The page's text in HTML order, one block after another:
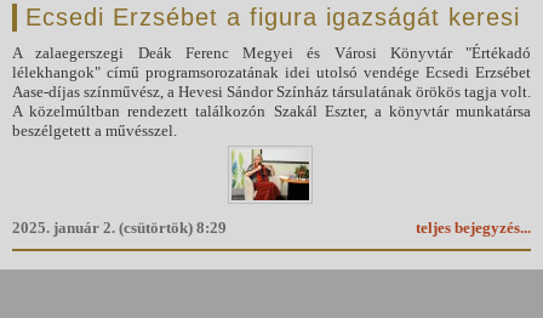
Ecsedi Erzsébet a figura igazságát keresi
A zalaegerszegi Deák Ferenc Megyei és Városi Könyvtár "Értékadó
lélekhangok" című programsorozatának idei utolsó vendége Ecsedi Erzsébet
Aase-díjas színművész, a Hevesi Sándor Színház társulatának örökös tagja volt.
A közelmúltban rendezett találkozón Szakál Eszter, a könyvtár munkatársa
beszélgetett a művésszel.
teljes bejegyzés...
2025. január 2. (csütörtök) 8:29